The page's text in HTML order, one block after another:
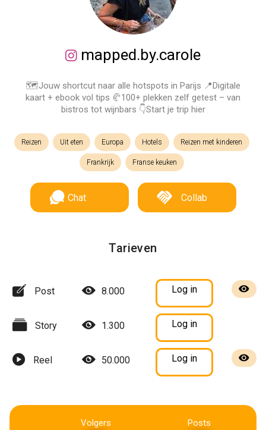
mapped.by.carole
🗺️Jouw shortcut naar alle hotspots in Parijs 📍Digitale
kaart + ebook vol tips 🥐100+ plekken zelf getest – van
bistros tot wijnbars 👇Start je trip hier
Reizen Uit eten Europa Hotels Reizen met kinderen
Frankrijk Franse keuken
Chat Collab
Tarieven
Post 8.000 Log in
Story 1.300 Log in
Reel 50.000 Log in
Volgers Posts